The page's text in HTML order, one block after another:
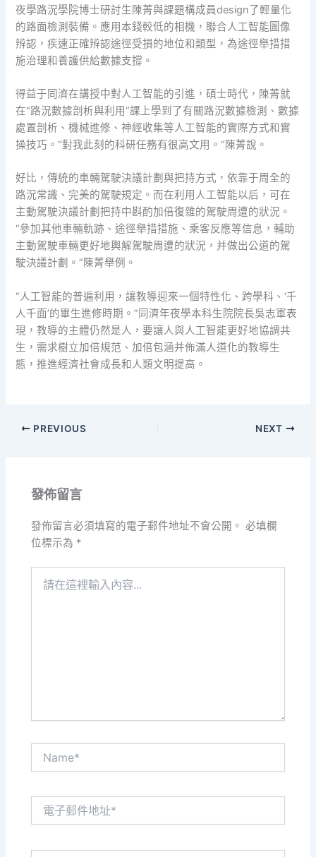
夜學路況學院博士研討生陳菁與課題構成員design了輕量化
的路面檢測裝備。應用本錢較低的相機，聯合人工智能圖像
辨認，疾速正確辨認途徑受損的地位和類型，為途徑舉措措
施治理和養護供給數據支撐。
得益于同濟在講授中對人工智能的引進，碩士時代，陳菁就
在“路況數據剖析與利用”課上學到了有關路況數據檢測、數據
處置剖析、機械進修、神經收集等人工智能的實際方式和實
操技巧。“對我此刻的科研任務有很高文用。”陳菁說。
好比，傳統的車輛駕駛決議計劃與把持方式，依靠于周全的
路況常識、完美的駕駛規定。而在利用人工智能以后，可在
主動駕駛決議計劃把持中斟酌加倍復雜的駕駛周遭的狀況。
“參加其他車輛軌跡、途徑舉措措施、乘客反應等信息，輔助
主動駕駛車輛更好地輿解駕駛周遭的狀況，并做出公道的駕
駛決議計劃。”陳菁舉例。
“人工智能的普遍利用，讓教導迎來一個特性化、跨學科、‘千
人千面’的畢生進修時期。”同濟年夜學本科生院院長吳志軍表
現，教導的主體仍然是人，要讓人與人工智能更好地協調共
生，需求樹立加倍規范、加倍包涵并佈滿人道化的教導生
態，推進經濟社會成長和人類文明提高。
PREVIOUS NEXT
發佈留言
發佈留言必須填寫的電子郵件地址不會公開。 必填欄
位標示為 *